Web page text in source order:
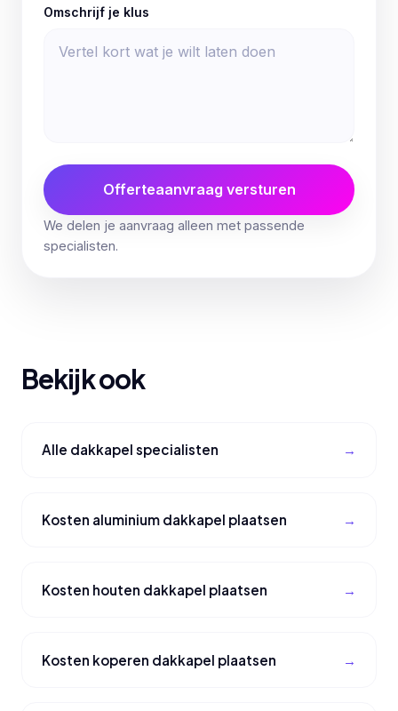
Omschrijf je klus
Offerteaanvraag versturen
We delen je aanvraag alleen met passende
specialisten.
Bekijk ook
Alle dakkapel specialisten
Kosten aluminium dakkapel plaatsen
Kosten houten dakkapel plaatsen
Kosten koperen dakkapel plaatsen